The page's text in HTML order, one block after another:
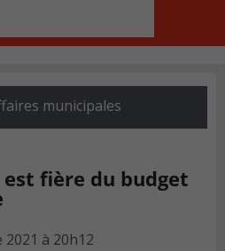
municipales
est fière du budget
2021 à 20h12